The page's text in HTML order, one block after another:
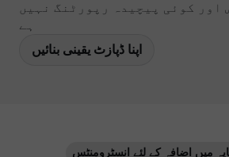
اور کوئی پیچیدہ رپورٹنگ نہیں
ہے
اپنا ڈپازٹ یقینی بنائیں
میں اضافہ کے لئے انسٹرومنٹس